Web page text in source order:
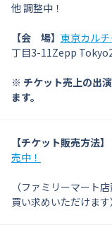
他 調整中！
【会 場】 東京カル
丁目3-11Zepp
※ チケット売上の出
ます。
【チケット販売方法】
売中！
（ファミリーマート
買い求めいただけま